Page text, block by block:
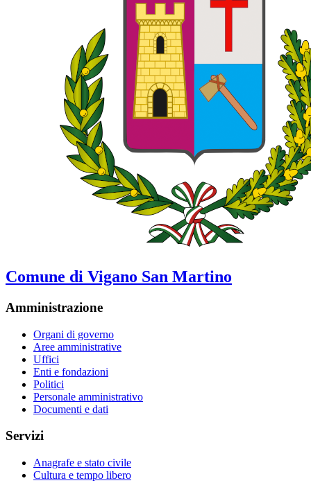
Comune di Vigano San Martino
Amministrazione
Organi di governo
Aree amministrative
Uffici
Enti e fondazioni
Politici
Personale amministrativo
Documenti e dati
Servizi
Anagrafe e stato civile
Cultura e tempo libero